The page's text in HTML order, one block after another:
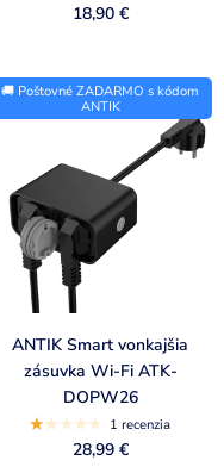
18,90 €
🚚 Poštovné ZADARMO s kódom
ANTIK
ANTIK Smart vonkajšia
zásuvka Wi-Fi ATK-
DOPW26
1 recenzia
28,99 €